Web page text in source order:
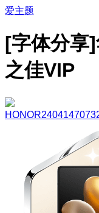
爱主题
[字体分享
之佳VIP